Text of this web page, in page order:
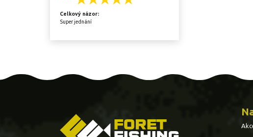
Celkový názor:
Super jednání